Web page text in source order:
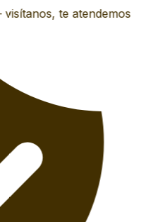
visítanos, te atendemos